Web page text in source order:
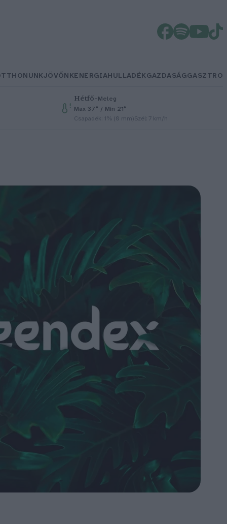
JÖVŐNKENERGIAHULLADÉKGAZDASÁGGASZTRO
Hétfő–Meleg
Max 37° / Min 21°
Csapadék: 1% (0 mm)Szél: 7 km/h